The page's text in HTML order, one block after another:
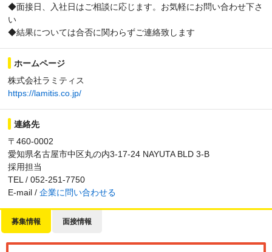
◆面接日、入社日はご相談に応じます。お気軽にお問い合わせ下さ
い
◆結果については合否に関わらずご連絡致します
ホームページ
株式会社ラミティス
https://lamitis.co.jp/
連絡先
〒460-0002
愛知県名古屋市中区丸の内3-17-24 NAYUTA BLD 3-B
採用担当
TEL / 052-251-7750
E-mail / 企業に問い合わせる
募集情報 面接情報